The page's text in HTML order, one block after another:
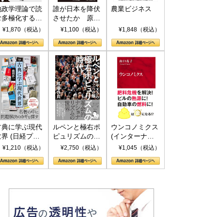
政学理論で読
多極化する世
トランプと
¥1,870（税込）
誰が日本を降伏
させたか 原爆
投下、ソ連参
(PHP新書)
¥1,100（税込）
農業ビジネス
¥1,848（税込）
典に学ぶ現代
界 (日経プレ
アシリーズ)
¥1,210（税込）
ルペンと極右ポ
ピュリズムの時
代：〈ヤヌス〉
¥2,750（税込）
ウンコノミクス
(インターナシ
ョナル新書)
¥1,045（税込）